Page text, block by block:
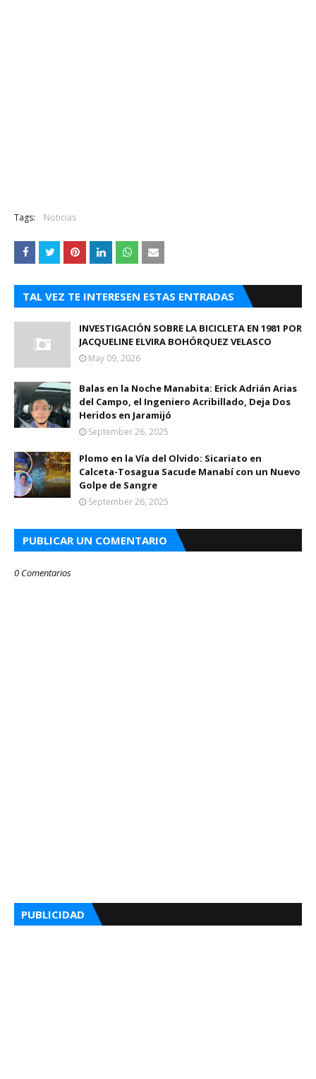
Tags: Noticias
TAL VEZ TE INTERESEN ESTAS ENTRADAS
INVESTIGACIÓN SOBRE LA BICICLETA EN 1981 POR
JACQUELINE ELVIRA BOHÓRQUEZ VELASCO
May 09, 2026
Balas en la Noche Manabita: Erick Adrián Arias
del Campo, el Ingeniero Acribillado, Deja Dos
Heridos en Jaramijó
September 26, 2025
Plomo en la Vía del Olvido: Sicariato en
Calceta-Tosagua Sacude Manabí con un Nuevo
Golpe de Sangre
September 26, 2025
PUBLICAR UN COMENTARIO
0 Comentarios
PUBLICIDAD